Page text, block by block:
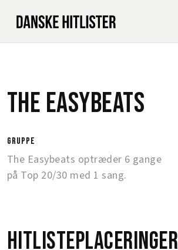
The Easybeats
gruppe
The Easybeats optræder 6 gange
på Top 20/30 med 1 sang.
Hitlisteplaceringer